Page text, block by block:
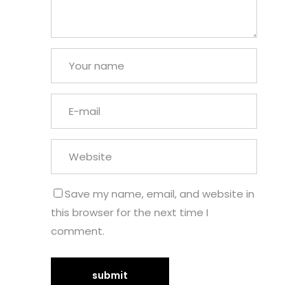
Save my name, email, and website in
this browser for the next time I
comment.